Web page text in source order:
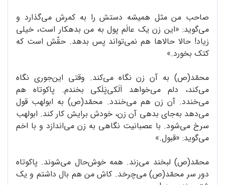
صاحب من مثل همیشه دستش را به کمرش می‌گذارد و
می‌گوید: «این زن یک عالَم پول به من بدهکار است، خیلی
زیاد! حالا حالاها هم نمی‌تواند پس بدهد. حقّش است که
کتک بخورد.»
محمّد(ص) به آن زن نگاه می‌کند. وقتی این‌جوری نگاه
می‌کند، دلم می‌خواهد اَلَکی‌پَلَکی بخندم. پاکوتاه هم
می‌خندد. آن زن هم می‌خندد. محمّد(ص) به ابولهب قول
می‌دهد به‌جای بدهی آن زن، خودش برایش کار کند. ابولهب
سرخ می‌شود. با عصبانیت نگاهی به زن می‌اندازد و با اخم
می‌گوید: «قبول.»
محمّد(ص) لبخند می‌زند. همه خوش‌حال می‌شوند. پاکوتاه
دور سر محمّد(ص) می‌چرخد. کاش من هم بال داشتم و یک